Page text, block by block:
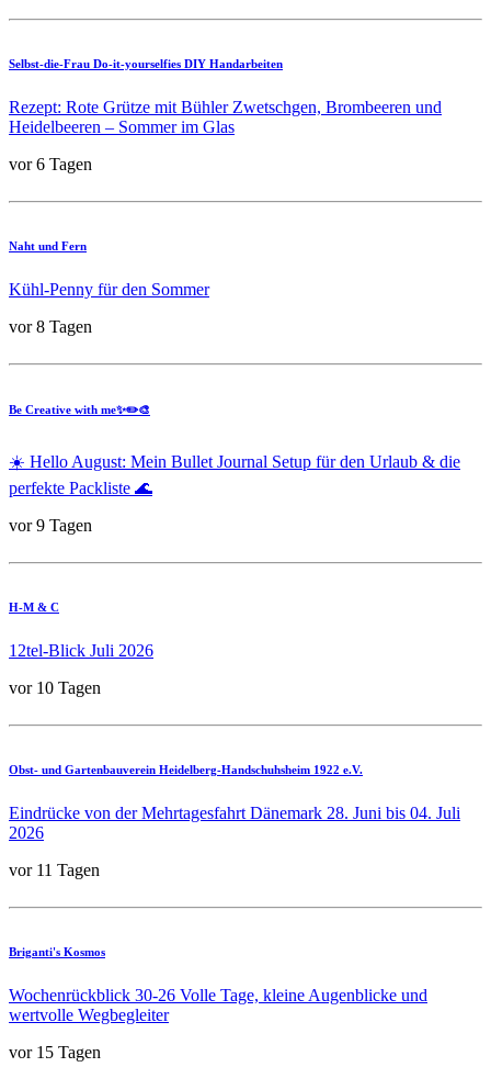
Selbst-die-Frau Do-it-yourselfies DIY Handarbeiten
Rezept: Rote Grütze mit Bühler Zwetschgen, Brombeeren und
Heidelbeeren – Sommer im Glas
vor 6 Tagen
Naht und Fern
Kühl-Penny für den Sommer
vor 8 Tagen
Be Creative with me✨✏️🎨
☀️ Hello August: Mein Bullet Journal Setup für den Urlaub & die
perfekte Packliste 🌊
vor 9 Tagen
H-M & C
12tel-Blick Juli 2026
vor 10 Tagen
Obst- und Gartenbauverein Heidelberg-Handschuhsheim 1922 e.V.
Eindrücke von der Mehrtagesfahrt Dänemark 28. Juni bis 04. Juli
2026
vor 11 Tagen
Briganti's Kosmos
Wochenrückblick 30-26 Volle Tage, kleine Augenblicke und
wertvolle Wegbegleiter
vor 15 Tagen